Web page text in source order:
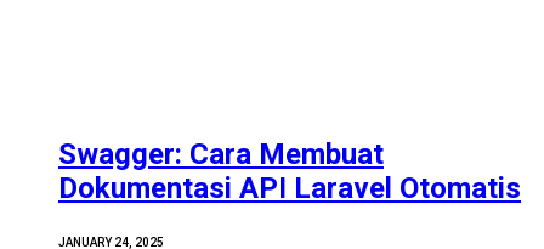
Swagger: Cara Membuat
Dokumentasi API Laravel Otomatis
JANUARY 24, 2025